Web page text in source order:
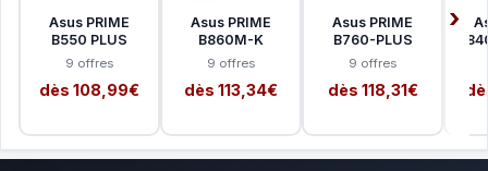
Asus PRIME
B550 PLUS
9 offres
dès 108,99€
Asus PRIME
B860M-K
9 offres
dès 113,34€
Asus PRIME
B760-PLUS
9 offres
dès 118,31€